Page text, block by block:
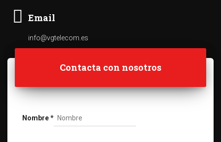
Email
info@vgtelecom.es
Contacta con nosotros
Nombre*